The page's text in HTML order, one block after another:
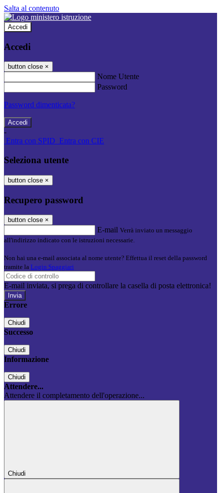
Salta al contenuto
Accedi
Accedi
button close ×
Nome Utente
Password
Password dimenticata?
-
Entra con SPID Entra con CIE
Seleziona utente
button close ×
Recupero password
button close ×
E-mail Verrà inviato un messaggio
all'indirizzo indicato con le istruzioni necessarie.
Non hai una e-mail associata al nome utente? Effettua il reset della password
tramite la Login Spaggiari
E-mail inviata, si prega di controllare la casella di posta elettronica!
Errore
Chiudi
Successo
Chiudi
Informazione
Chiudi
Attendere...
Attendere il completamento dell'operazione...
Chiudi